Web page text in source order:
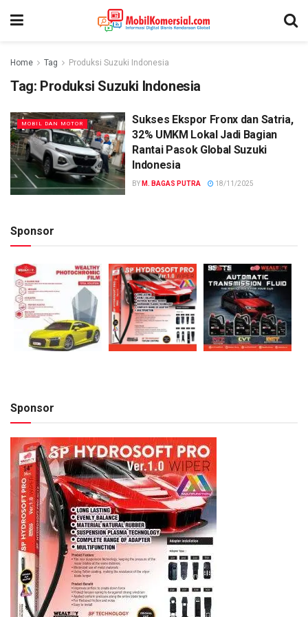
Home Tag Produksi Suzuki Indonesia
Tag: Produksi Suzuki Indonesia
MOBIL DAN MOTOR
Sukses Ekspor Fronx dan Satria,
32% UMKM Lokal Jadi Bagian
Rantai Pasok Global Suzuki
Indonesia
BY M. BAGAS PUTRA 18/11/2025
Sponsor
Sponsor